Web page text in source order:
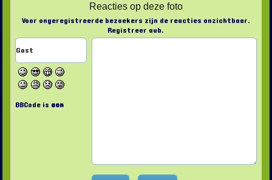
Reacties op deze foto
Voor ongeregistreerde bezoekers zijn de reacties onzichtbaar.
Registreer aub.
BBCode is aan